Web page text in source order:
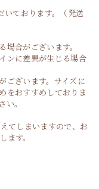
いております。（発送
合がございます。
ンに差異が生じる場合
ございます。サイズに
をおすすめしておりま
。
てしまいますので、お
ます。